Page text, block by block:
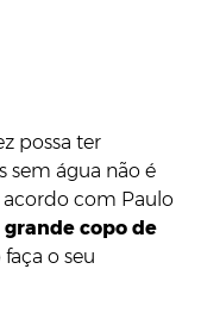
possa ter
sem água não é
com Paulo
copo de
o seu